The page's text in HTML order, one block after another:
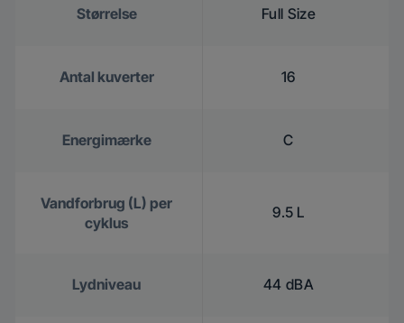
Størrelse Full Size
Antal kuverter 16
Energimærke C
Vandforbrug (L) per
cyklus
9.5 L
Lydniveau 44 dBA